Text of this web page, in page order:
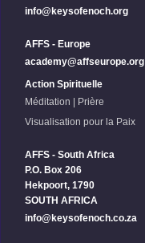
info@keysofenoch.org
AFFS - Europe
academy@affseurope.org
Action Spirituelle
Méditation | Prière
Visualisation pour la Paix
AFFS - South Africa
P.O. Box 206
Hekpoort, 1790
SOUTH AFRICA
info@keysofenoch.co.za